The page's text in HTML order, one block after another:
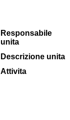
Responsabile
unita
Descrizione unita
Attivita